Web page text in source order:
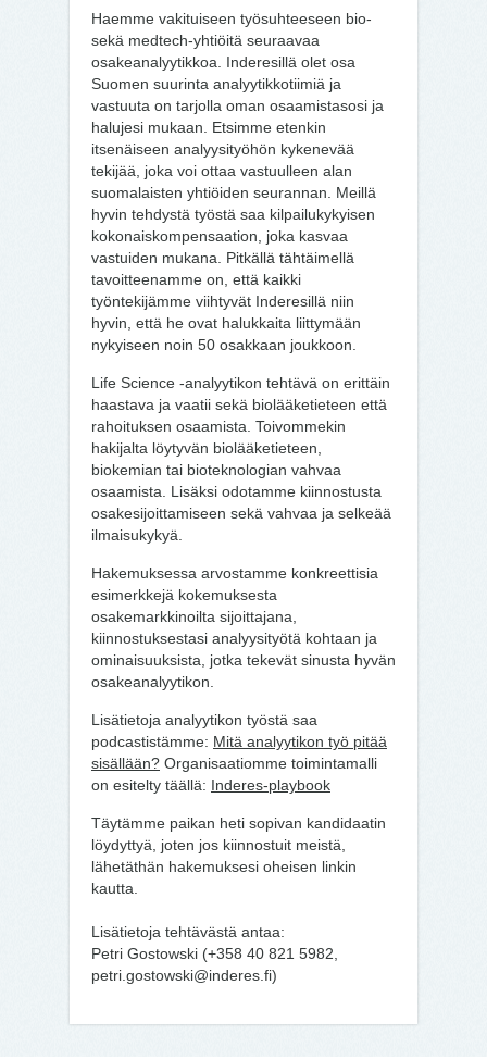
Haemme vakituiseen työsuhteeseen bio-
sekä medtech-yhtiöitä seuraavaa
osakeanalyytikkoa. Inderesillä olet osa
Suomen suurinta analyytikkotiimiä ja
vastuuta on tarjolla oman osaamistasosi ja
halujesi mukaan. Etsimme etenkin
itsenäiseen analyysityöhön kykenevää
tekijää, joka voi ottaa vastuulleen alan
suomalaisten yhtiöiden seurannan. Meillä
hyvin tehdystä työstä saa kilpailukykyisen
kokonaiskompensaation, joka kasvaa
vastuiden mukana. Pitkällä tähtäimellä
tavoitteenamme on, että kaikki
työntekijämme viihtyvät Inderesillä niin
hyvin, että he ovat halukkaita liittymään
nykyiseen noin 50 osakkaan joukkoon.
Life Science -analyytikon tehtävä on erittäin
haastava ja vaatii sekä biolääketieteen että
rahoituksen osaamista. Toivommekin
hakijalta löytyvän biolääketieteen,
biokemian tai bioteknologian vahvaa
osaamista. Lisäksi odotamme kiinnostusta
osakesijoittamiseen sekä vahvaa ja selkeää
ilmaisukykyä.
Hakemuksessa arvostamme konkreettisia
esimerkkejä kokemuksesta
osakemarkkinoilta sijoittajana,
kiinnostuksestasi analyysityötä kohtaan ja
ominaisuuksista, jotka tekevät sinusta hyvän
osakeanalyytikon.
Lisätietoja analyytikon työstä saa
podcastistämme: Mitä analyytikon työ pitää
sisällään? Organisaatiomme toimintamalli
on esitelty täällä: Inderes-playbook
Täytämme paikan heti sopivan kandidaatin
löydyttyä, joten jos kiinnostuit meistä,
lähetäthän hakemuksesi oheisen linkin
kautta.
Lisätietoja tehtävästä antaa:
Petri Gostowski (+358 40 821 5982,
petri.gostowski@inderes.fi)